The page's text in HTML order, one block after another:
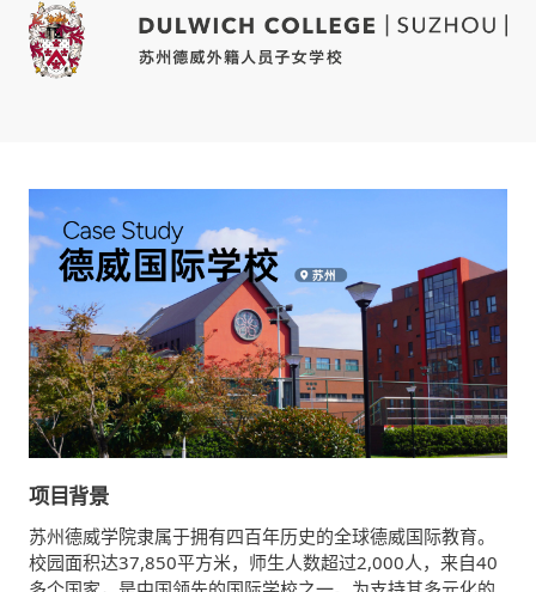
项目背景
苏州德威学院隶属于拥有四百年历史的全球德威国际教育。
校园面积达37,850平方米，师生人数超过2,000人，来自40